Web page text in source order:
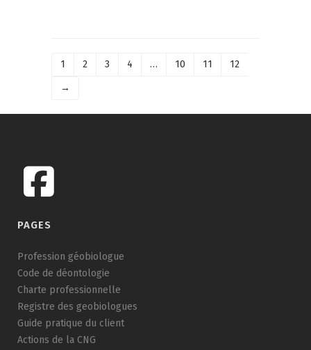
1 2 3 4 … 10 11
12
→
PAGES
Profession géobiologue
Code de déontologie
Charte professionnelle
Registre des geobiologues
Guide pratique du client
Actions de la CNG